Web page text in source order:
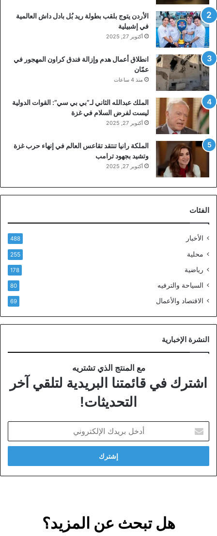
الأردن يتوج بلقب بطولة ريد بُل بادل داش العالمية
في إشبيلية
أكتوبر 27, 2025
انطلاق أعمال هدم وإزالة فندق كراون المهجور في
عمّان
منذ 4 ساعات
الملك عبدالله الثاني لـ”بي بي سي”: القوات الدولية
ليست لفرض السلام في غزة
أكتوبر 27, 2025
الملكة رانيا تنتقد تقاعس العالم في إنهاء حرب غزة
وتشيد بجهود ترامب
أكتوبر 27, 2025
الفئات
الأخبار 488
محلية 255
رياضية 178
السياحة والترفيه 80
الاقتصاد والأعمال 69
النشرة الإخبارية
مع المنتج الذي تشتريه
اشترك في قائمتنا البريدية لتلقي آخر
التحديثات!
بريدك
الإلكتروني
هل تبحث عن المزيد؟